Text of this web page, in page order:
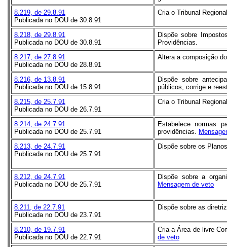
8.219, de 29.8.91
Publicada no DOU de 30.8.91
Cria o Tribunal
8.218, de 29.8.91
Publicada no DOU de 30.8.91
Dispõe sobre
Providências.
8.217, de 27.8.91
Publicada no DOU de 28.8.91
Altera a composição
8.216, de 13.8.91
Publicada no DOU de 15.8.91
Dispõe sobre
públicos, corrige e
8.215, de 25.7.91
Publicada no DOU de 26.7.91
Cria o Tribunal
8.214, de 24.7.91
Publicada no DOU de 25.7.91
Estabelece normas
providências.
8.213, de 24.7.91
Publicada no DOU de 25.7.91
Dispõe sobre os
8.212, de 24.7.91
Publicada no DOU de 25.7.91
Dispõe sobre a
Mensagem de veto
8.211, de 22.7.91
Publicada no DOU de 23.7.91
Dispõe sobre as
8.210, de 19.7.91
Publicada no DOU de 22.7.91
Cria a Área de livre
de veto